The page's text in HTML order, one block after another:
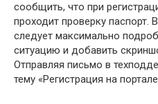
сообщить, что при
проходит проверку паспорт.
следует максимально
ситуацию и добавить
Отправляя письмо в
тему «Регистрация на